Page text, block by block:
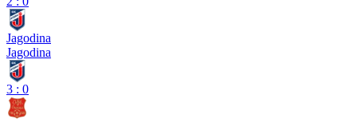
Jagodina
Jagodina
3 : 0